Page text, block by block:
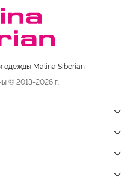
одежды Malina Siberian
© 2013-2026 г.
Дубленки